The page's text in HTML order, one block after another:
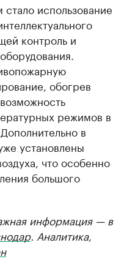
использование
контроль и
обогрев
режимов в
в
установлены
что особенно
большого
информация — в
. Аналитика,